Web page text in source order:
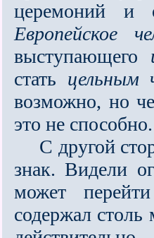
церемоний и
Европейское
выступающего
стать цельным
возможно, но
это не способно.
C другой
знак. Видели
может
содержал столь